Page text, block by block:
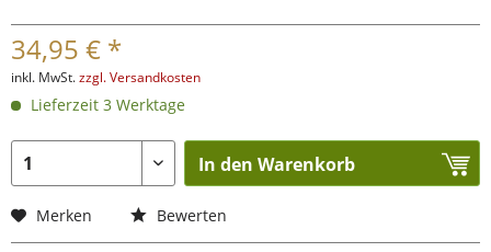
34,95 € *
inkl. MwSt.zzgl. Versandkosten
Lieferzeit 3 Werktage
In den Warenkorb
Merken Bewerten